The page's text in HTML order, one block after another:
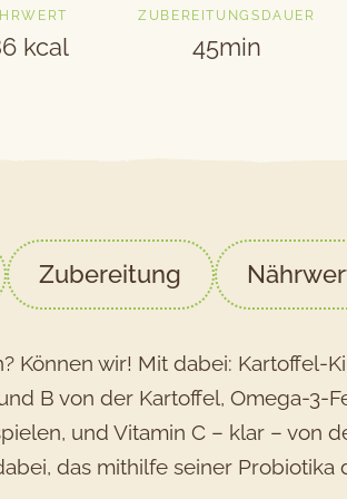
kcal
ZUBEREITUNGSDAUER
45min
Zubereitung
Können wir! Mit dabei: Kartoffel-
B von der Kartoffel, Omega-
und Vitamin C – klar – von
das mithilfe seiner